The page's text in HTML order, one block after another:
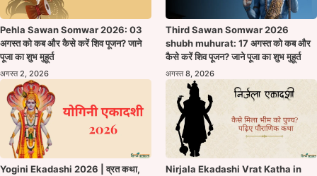
Pehla Sawan Somwar 2026: 03
अगस्त को कब और कैसे करें शिव पूजन? जाने
पूजा का शुभ मुहूर्त
अगस्त 2, 2026
Third Sawan Somwar 2026
shubh muhurat: 17 अगस्त को कब और
कैसे करें शिव पूजन? जाने पूजा का शुभ मुहूर्त
अगस्त 8, 2026
Yogini Ekadashi 2026 | व्रत कथा,
Nirjala Ekadashi Vrat Katha in